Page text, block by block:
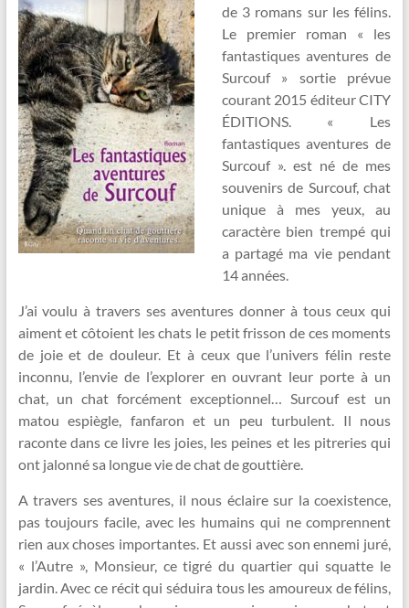
de 3 romans sur les félins.
Le premier roman « les
fantastiques aventures de
Surcouf » sortie prévue
courant 2015 éditeur CITY
ÉDITIONS. « Les
fantastiques aventures de
Surcouf ». est né de mes
souvenirs de Surcouf, chat
unique à mes yeux, au
caractère bien trempé qui
a partagé ma vie pendant
14 années.
J’ai voulu à travers ses aventures donner à tous ceux qui
aiment et côtoient les chats le petit frisson de ces moments
de joie et de douleur. Et à ceux que l’univers félin reste
inconnu, l’envie de l’explorer en ouvrant leur porte à un
chat, un chat forcément exceptionnel… Surcouf est un
matou espiègle, fanfaron et un peu turbulent. Il nous
raconte dans ce livre les joies, les peines et les pitreries qui
ont jalonné sa longue vie de chat de gouttière.
A travers ses aventures, il nous éclaire sur la coexistence,
pas toujours facile, avec les humains qui ne comprennent
rien aux choses importantes. Et aussi avec son ennemi juré,
« l’Autre », Monsieur, ce tigré du quartier qui squatte le
jardin. Avec ce récit qui séduira tous les amoureux de félins,